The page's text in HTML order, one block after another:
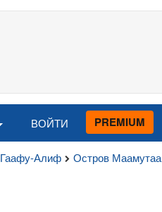
ВОЙТИ PREMIUM
Гаафу-Алиф Остров Маамутаа